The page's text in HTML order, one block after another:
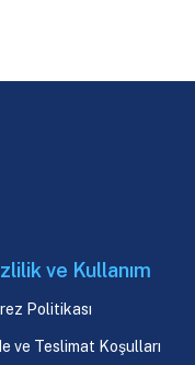
ve Kullanım
Politikası
ve Teslimat Koşulları